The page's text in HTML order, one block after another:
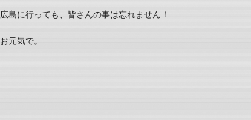
広島に行っても、皆さんの事は忘れません！
お元気で。